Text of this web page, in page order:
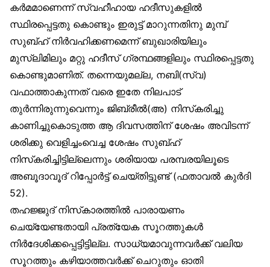
കർമമാണെന്ന് സ്വഹീഹായ ഹദീസുകളിൽ
സ്ഥിരപ്പെട്ടതു കൊണ്ടും ഇരുട്ട് മാറുന്നതിനു മുമ്പ്
സുബ്ഹ് നിർവഹിക്കണമെന്ന് ബുഖാരിയിലും
മുസ്‌ലിമിലും മറ്റു ഹദീസ് ഗ്രന്ഥങ്ങളിലും സ്ഥിരപ്പെട്ടതു
കൊണ്ടുമാണിത്. തന്നെയുമല്ല, നബി(സ്വ)
വഫാത്താകുന്നത് വരെ ഇതേ നിലപാട്
തുർന്നിരുന്നുവെന്നും ജിബ്‌രീൽ(അ) നിസ്‌കരിച്ചു
കാണിച്ചുകൊടുത്ത ആ ദിവസത്തിന് ശേഷം അവിടന്ന്
ശരിക്കു വെളിച്ചംവെച്ച ശേഷം സുബ്ഹ്
നിസ്‌കരിച്ചിട്ടില്ലെന്നും ശരിയായ പരമ്പരയിലൂടെ
അബൂദാവൂദ് റിപ്പോർട്ട് ചെയ്തിട്ടുണ്ട് (ഫതാവൽ കുർദി
52).
തഹജ്ജുദ് നിസ്‌കാരത്തിൽ പാരായണം
ചെയ്യേണ്ടതായി പ്രത്യേക സൂറത്തുകൾ
നിർദേശിക്കപ്പെട്ടിട്ടില്ല. സാധ്യമാവുന്നവർക്ക് വലിയ
സൂറത്തും കഴിയാത്തവർക്ക് ചെറുതും ഓതി